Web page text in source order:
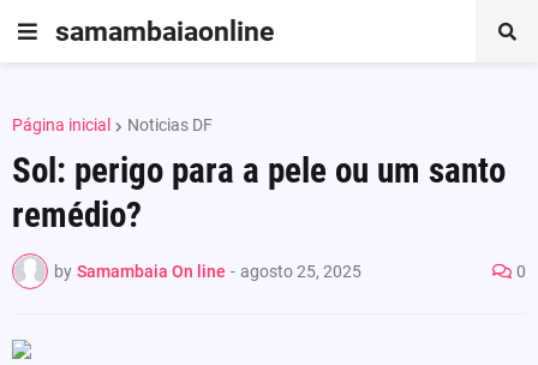
samambaiaonline
Página inicial Noticias DF
Sol: perigo para a pele ou um santo
remédio?
by Samambaia On line - agosto 25, 2025 0